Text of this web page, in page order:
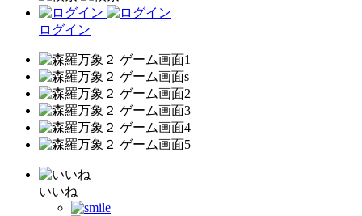
ログイン
いいね